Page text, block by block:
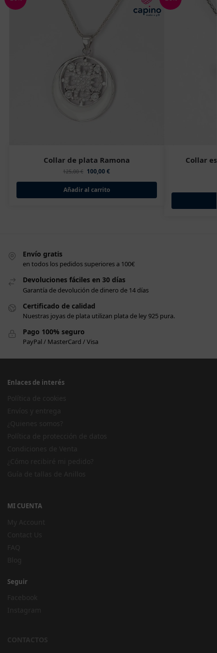
Collar de plata Ramona
125,00€ 100,00€
Añadir al carrito
Collar
Envío gratis
en todos los pedidos superiores a 100€
Devoluciones fáciles en 30 días
Garantía de devolución de dinero de 14 días
Certificado de calidad
Nuestras joyas de plata utilizan plata de ley 925 pura.
Pago 100% seguro
PayPal / MasterCard / Visa
Enlaces de interés
MI CUENTA
Seguir